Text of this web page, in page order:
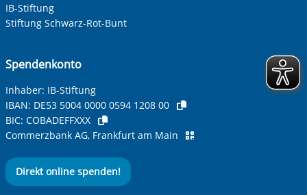
IB-Stiftung
Stiftung Schwarz-Rot-Bunt
Spendenkonto
Inhaber: IB-Stiftung
IBAN: DE53 5004 0000 0594 1208 00
BIC: COBADEFFXXX
Commerzbank AG, Frankfurt am Main
Direkt online spenden!